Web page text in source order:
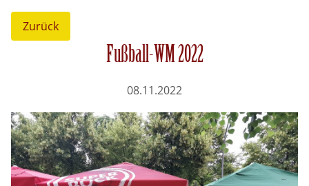
Zurück
Fußball-WM 2022
08.11.2022